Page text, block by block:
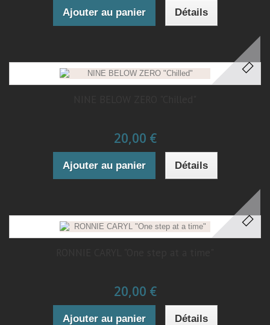
Ajouter au panier Détails
20,00 €
Ajouter au panier Détails
20,00 €
Ajouter au panier Détails